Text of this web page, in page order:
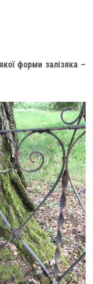
форми залізяка –